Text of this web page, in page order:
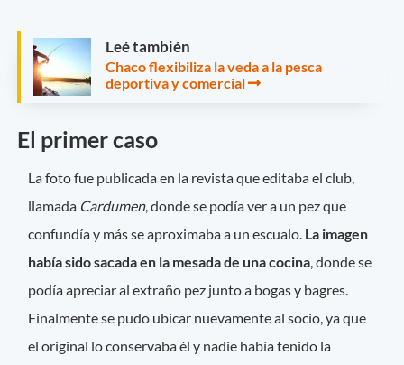
Leé también
Chaco flexibiliza la veda a la pesca
deportiva y comercial
El primer caso
La foto fue publicada en la revista que editaba el club,
llamada Cardumen, donde se podía ver a un pez que
confundía y más se aproximaba a un escualo. La imagen
había sido sacada en la mesada de una cocina, donde se
podía apreciar al extraño pez junto a bogas y bagres.
Finalmente se pudo ubicar nuevamente al socio, ya que
el original lo conservaba él y nadie había tenido la